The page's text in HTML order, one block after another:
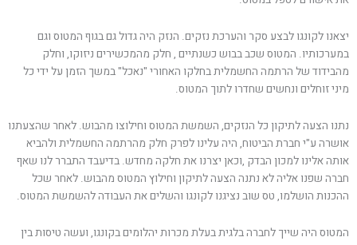
יצאנו לקונגו לבצע סקר והערכת נזקים. הנזק היה גדול גם בגוף המטוס וגם
במערכותיו. המטוס שכב בבוש כשנתיים , חלק מהמכשירים ניזוקו, וחלק
מהבידוד של הרתמה החשמלית בחלקו האחורי "נאכל" במשך הזמן על ידי כל
מיני זוחלים ונחשים שחדרו לתוך המטוס.
נתנו הצעה לתיקון כל הנזקים, השמשת המטוס וחילוצו מהבוש. לאחר שהצעתנו
אושרה ע"י חברת הביטוח, היה עלינו לפרק חלק מהרתמה החשמלית ולהביא
אותה אלינו למכון הבדק ,וכאן יצרנו את חלקה מחדש. בדיעבד התברר לנו שאף
חברה שפנו אליה לא נתנה הצעה לתיקון וחילוץ המטוס מהבוש. לאחר שכל
ההכנות הושלמו, טס שוב נציגנו לקונגו והשלים את העבודה להשמשת המטוס.
המטוס היה שייך לחברה בלגית בעלת מכרות יהלומים בקונגו, ועשה טיסות בין